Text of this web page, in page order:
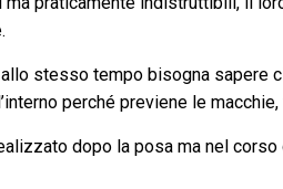
stesso tempo bisogna sapere
perché previene le
dopo la posa ma nel